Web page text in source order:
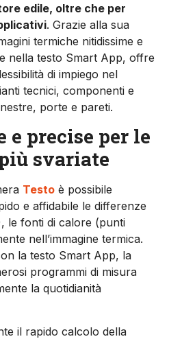
edile, oltre che per
. Grazie alla sua
termiche nitidissime e
nella testo Smart App, offre
di impiego nel
tecnici, componenti e
porte e pareti.
e precise per le
svariate
Testo è possibile
e affidabile le differenze
le fonti di calore (punti
nell’immagine termica.
la testo Smart App, la
programmi di misura
la quotidianità
il rapido calcolo della